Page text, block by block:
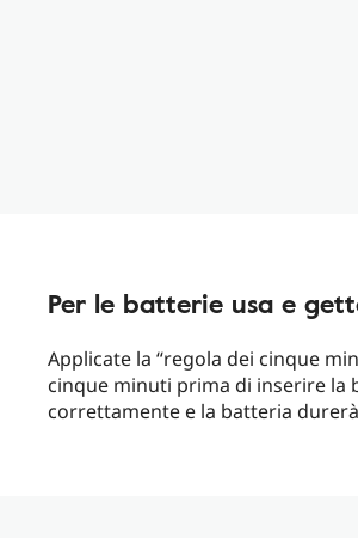
Per le batterie usa e
Applicate la “regola dei cinque
cinque minuti prima di inserire la
correttamente e la batteria